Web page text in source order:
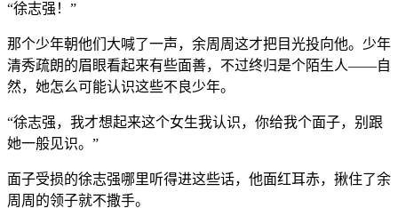
“徐志强！”
那个少年朝他们大喊了一声，余周周这才把目光投向他。少年
清秀疏朗的眉眼看起来有些面善，不过终归是个陌生人——自
然，她怎么可能认识这些不良少年。
“徐志强，我才想起来这个女生我认识，你给我个面子，别跟
她一般见识。”
面子受损的徐志强哪里听得进这些话，他面红耳赤，揪住了余
周周的领子就不撒手。